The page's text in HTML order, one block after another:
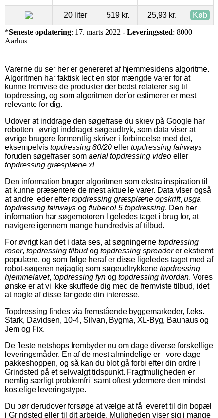
20 liter 519 kr. 25,93 kr. Køb
*Seneste opdatering: 17. marts 2022 - Leveringssted: 8000
Aarhus
Varerne du ser her er genereret af hjemmesidens algoritme.
Algoritmen har faktisk ledt en stor mængde varer for at
kunne fremvise de produkter der bedst relaterer sig til
topdressing, og som algoritmen derfor estimerer er mest
relevante for dig.
Udover at inddrage den søgefrase du skrev på Google har
robotten i øvrigt inddraget søgeudtryk, som data viser at
øvrige brugere formentlig skriver i forbindelse med det,
eksempelvis topdressing 80/20 eller topdressing fairways
foruden søgefraser som aerial topdressing video eller
topdressing græsplæne xl.
Den information bruger algoritmen som ekstra inspiration til
at kunne præsentere de mest aktuelle varer. Data viser også
at andre leder efter topdressing græsplæne opskrift, usga
topdressing fairways og flubenol 5 topdressing. Den her
information har søgemotoren ligeledes taget i brug for, at
navigere igennem mange hundredvis af tilbud.
For øvrigt kan det i data ses, at søgningerne topdressing
roser, topdressing tilbudog topdressing spreaderer ekstremt
populære, og som følge heraf er disse ligeledes taget med af
robot-søgeren nøjagtig som søgeudtrykkene topdressing
hjemmelavet, topdressing fyn og topdressing hvordan. Vores
ønske er at vi ikke skuffede dig med de fremviste tilbud, idet
at nogle af disse fangede din interesse.
Topdressing findes via fremstående byggemarkeder, f.eks.
Stark, Davidsen, 10-4, Silvan, Bygma, XL-Byg, Bauhaus og
Jem og Fix.
De fleste netshops frembyder nu om dage diverse forskellige
leveringsmåder. En af de mest almindelige er i vore dage
pakkeshoppen, og så kan du blot gå forbi efter din ordre i
Grindsted på et selvvalgt tidspunkt. Fragtmuligheden er
nemlig særligt problemfri, samt oftest ydermere den mindst
kostelige leveringstype.
Du bør derudover forsøge at vælge at få leveret til din bopæl
i Grindsted eller til dit arbejde. Muligheden viser sig i mange